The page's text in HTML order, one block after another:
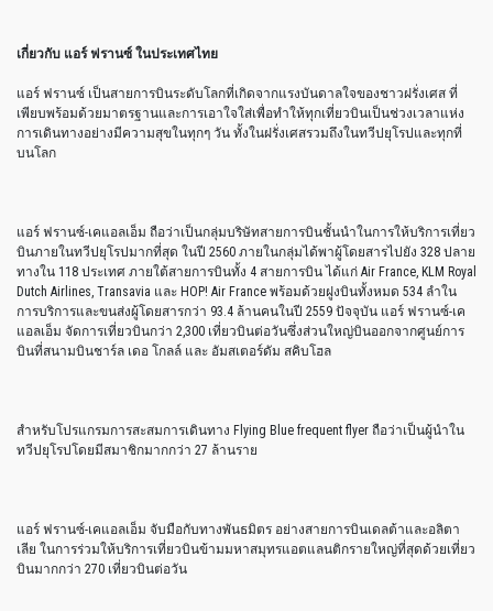
เกี่ยวกับ แอร์ ฟรานซ์ ในประเทศไทย
แอร์ ฟรานซ์ เป็นสายการบินระดับโลกที่เกิดจากแรงบันดาลใจของชาวฝรั่งเศส ที่
เพียบพร้อมด้วยมาตรฐานและการเอาใจใส่เพื่อทำให้ทุกเที่ยวบินเป็นช่วงเวลาแห่ง
การเดินทางอย่างมีความสุขในทุกๆ วัน ทั้งในฝรั่งเศสรวมถึงในทวีปยุโรปและทุกที่
บนโลก
แอร์ ฟรานซ์-เคแอลเอ็ม ถือว่าเป็นกลุ่มบริษัทสายการบินชั้นนำในการให้บริการเที่ยว
บินภายในทวีปยุโรปมากที่สุด ในปี 2560 ภายในกลุ่มได้พาผู้โดยสารไปยัง 328 ปลาย
ทางใน 118 ประเทศ ภายใต้สายการบินทั้ง 4 สายการบิน ได้แก่ Air France, KLM Royal
Dutch Airlines, Transavia และ HOP! Air France พร้อมด้วยฝูงบินทั้งหมด 534 ลำใน
การบริการและขนส่งผู้โดยสารกว่า 93.4 ล้านคนในปี 2559 ปัจจุบัน แอร์ ฟรานซ์-เค
แอลเอ็ม จัดการเที่ยวบินกว่า 2,300 เที่ยวบินต่อวันซึ่งส่วนใหญ่บินออกจากศูนย์การ
บินที่สนามบินชาร์ล เดอ โกลล์ และ อัมสเตอร์ดัม สคิบโฮล
สำหรับโปรแกรมการสะสมการเดินทาง Flying Blue frequent flyer ถือว่าเป็นผู้นำใน
ทวีปยุโรปโดยมีสมาชิกมากกว่า 27 ล้านราย
แอร์ ฟรานซ์-เคแอลเอ็ม จับมือกับทางพันธมิตร อย่างสายการบินเดลต้าและอลิตา
เลีย ในการร่วมให้บริการเที่ยวบินข้ามมหาสมุทรแอตแลนติกรายใหญ่ที่สุดด้วยเที่ยว
บินมากกว่า 270 เที่ยวบินต่อวัน